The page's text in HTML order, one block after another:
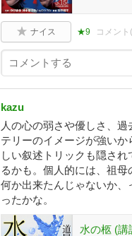
ナイス ★9 コメント(
kazu
人の心の弱さや優しさ、
テリーのイメージが強い
しい叙述トリックも隠さ
るかも。個人的には、祖
何か出来たんじゃないか
ったかな。
水の柩 (講